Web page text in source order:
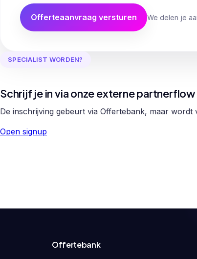
Offerteaanvraag versturen We delen je
SPECIALIST WORDEN?
Schrijf je in via onze externe partnerflow
De inschrijving gebeurt via Offertebank, maar
Open signup
Offertebank